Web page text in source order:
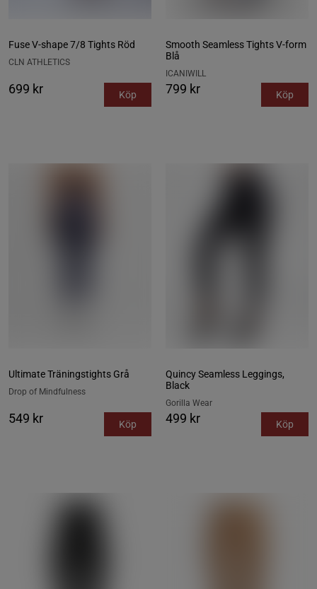
Fuse V-shape 7/8 Tights Röd
CLN ATHLETICS
699 kr Köp
Smooth Seamless Tights V‑form
Blå
ICANIWILL
799 kr Köp
Ultimate Träningstights Grå
Drop of Mindfulness
549 kr Köp
Quincy Seamless Leggings,
Black
Gorilla Wear
499 kr Köp